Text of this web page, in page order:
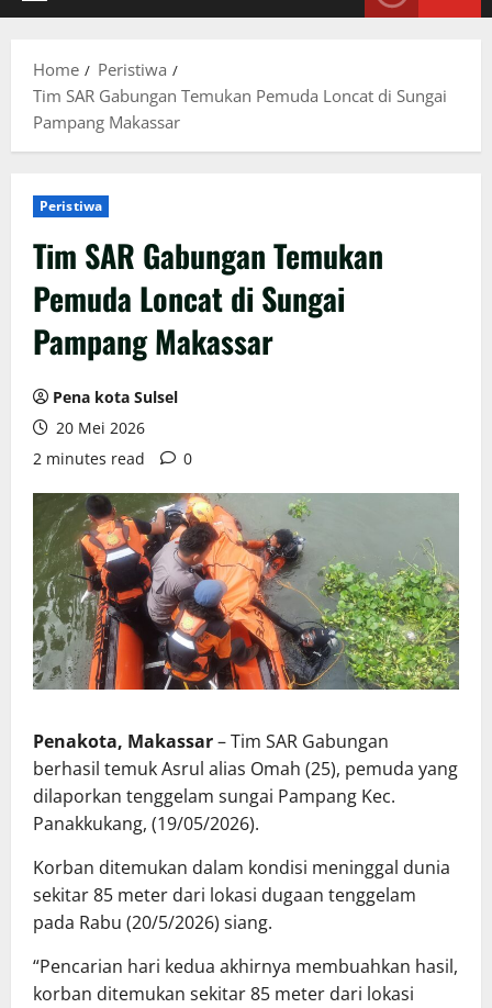
Home
Peristiwa
Tim SAR Gabungan Temukan Pemuda Loncat di Sungai
Pampang Makassar
Peristiwa
Tim SAR Gabungan Temukan
Pemuda Loncat di Sungai
Pampang Makassar
Pena kota Sulsel
20 Mei 2026
2 minutes read
0
Penakota, Makassar– Tim SAR Gabungan
berhasil temuk Asrul alias Omah (25), pemuda yang
dilaporkan tenggelam sungai Pampang Kec.
Panakkukang, (19/05/2026).
Korban ditemukan dalam kondisi meninggal dunia
sekitar 85 meter dari lokasi dugaan tenggelam
pada Rabu (20/5/2026) siang.
“Pencarian hari kedua akhirnya membuahkan hasil,
korban ditemukan sekitar 85 meter dari lokasi